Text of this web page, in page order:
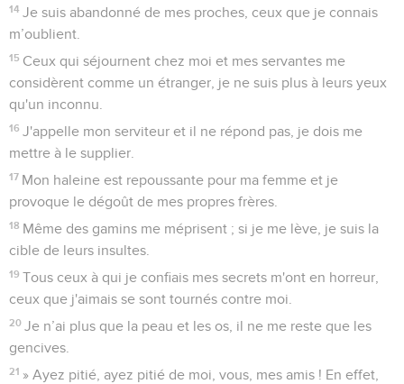
14 Je suis abandonné de mes proches, ceux que je connais
m’oublient.
15 Ceux qui séjournent chez moi et mes servantes me
considèrent comme un étranger, je ne suis plus à leurs yeux
qu'un inconnu.
16 J'appelle mon serviteur et il ne répond pas, je dois me
mettre à le supplier.
17 Mon haleine est repoussante pour ma femme et je
provoque le dégoût de mes propres frères.
18 Même des gamins me méprisent ; si je me lève, je suis la
cible de leurs insultes.
19 Tous ceux à qui je confiais mes secrets m'ont en horreur,
ceux que j'aimais se sont tournés contre moi.
20 Je n’ai plus que la peau et les os, il ne me reste que les
gencives.
21 » Ayez pitié, ayez pitié de moi, vous, mes amis ! En effet,